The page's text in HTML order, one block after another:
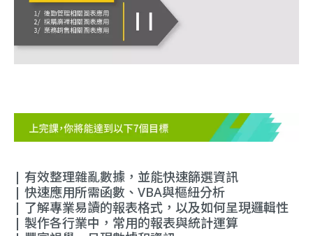
| 有效整理雜亂數據，並能快速篩選資訊
| 快速應用所需函數、VBA與樞紐分析
| 了解專業易讀的報表格式，以及如何呈現邏輯性
| 製作各行業中，常用的報表與統計運算